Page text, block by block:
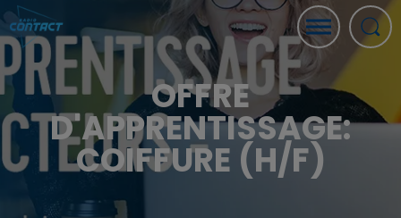
OFFRE
D'APPRENTISSAGE:
COIFFURE (H/F)